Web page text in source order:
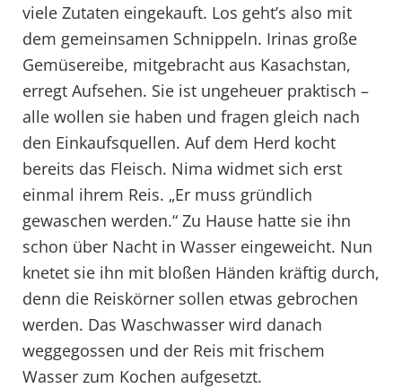
viele Zutaten eingekauft. Los geht’s also mit
dem gemeinsamen Schnippeln. Irinas große
Gemüsereibe, mitgebracht aus Kasachstan,
erregt Aufsehen. Sie ist ungeheuer praktisch –
alle wollen sie haben und fragen gleich nach
den Einkaufsquellen. Auf dem Herd kocht
bereits das Fleisch. Nima widmet sich erst
einmal ihrem Reis. „Er muss gründlich
gewaschen werden.“ Zu Hause hatte sie ihn
schon über Nacht in Wasser eingeweicht. Nun
knetet sie ihn mit bloßen Händen kräftig durch,
denn die Reiskörner sollen etwas gebrochen
werden. Das Waschwasser wird danach
weggegossen und der Reis mit frischem
Wasser zum Kochen aufgesetzt.